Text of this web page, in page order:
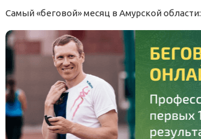
Самый «беговой» месяц в Амурской области: